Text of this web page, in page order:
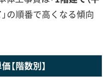
」の順番で高くなる傾向
【階数別】